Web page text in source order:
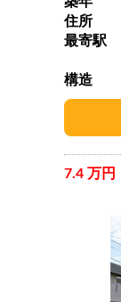
住所
最寄駅
構造
7.4 万円